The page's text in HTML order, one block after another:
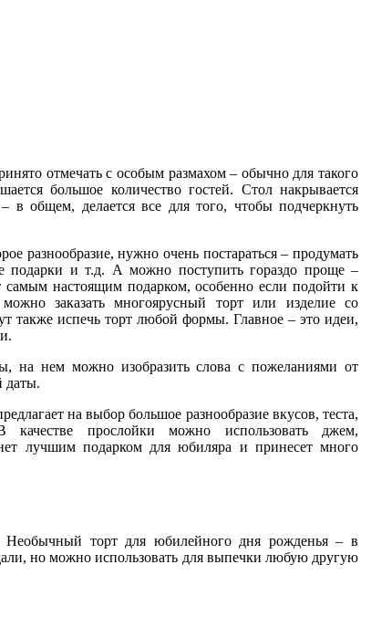
отмечать с особым размахом – обычно для такого
большое количество гостей. Стол накрывается
в общем, делается все для того, чтобы подчеркнуть
разнообразие, нужно очень постараться – продумать
подарки и т.д. А можно поступить гораздо проще –
самым настоящим подарком, особенно если подойти к
заказать многоярусный торт или изделие со
также испечь торт любой формы. Главное – это идеи,
на нем можно изобразить слова с пожеланиями от
даты.
на выбор большое разнообразие вкусов, теста,
качестве прослойки можно использовать джем,
лучшим подарком для юбиляра и принесет много
Необычный торт для юбилейного дня рожденья – в
но можно использовать для выпечки любую другую